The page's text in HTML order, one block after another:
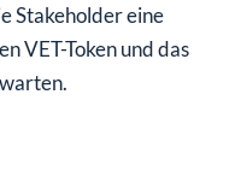
Stakeholder eine
VET-Token und das